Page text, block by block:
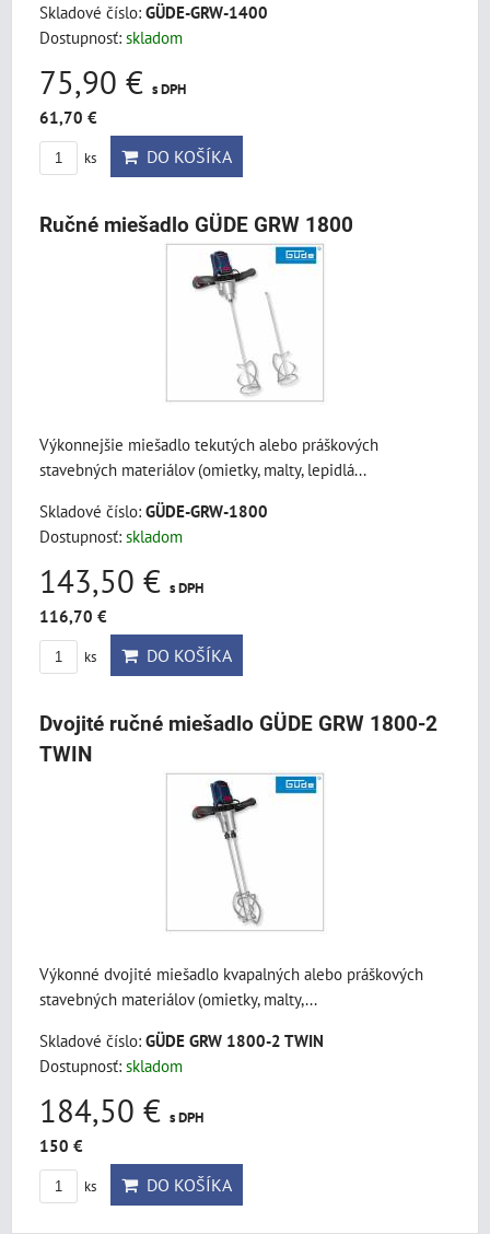
Skladové číslo: GÜDE-GRW-1400
Dostupnosť: skladom
75,90 € s DPH
61,70 €
ks DO KOŠÍKA
Ručné miešadlo GÜDE GRW 1800
Výkonnejšie miešadlo tekutých alebo práškových
stavebných materiálov (omietky, malty, lepidlá...
Skladové číslo: GÜDE-GRW-1800
Dostupnosť: skladom
143,50 € s DPH
116,70 €
ks DO KOŠÍKA
Dvojité ručné miešadlo GÜDE GRW 1800-2
TWIN
Výkonné dvojité miešadlo kvapalných alebo práškových
stavebných materiálov (omietky, malty,...
Skladové číslo: GÜDE GRW 1800-2 TWIN
Dostupnosť: skladom
184,50 € s DPH
150 €
ks DO KOŠÍKA